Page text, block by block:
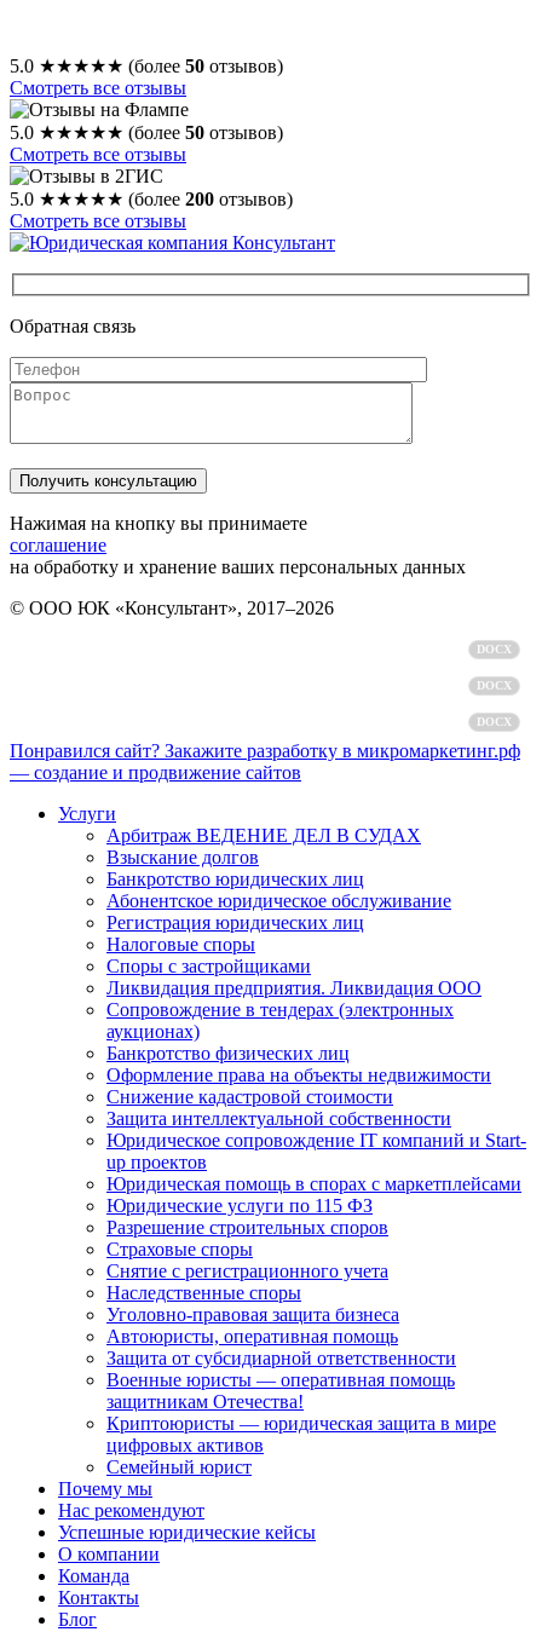
5.0 ★★★★★ (более 50 отзывов)
Смотреть все отзывы
5.0 ★★★★★ (более 50 отзывов)
Смотреть все отзывы
5.0 ★★★★★ (более 200 отзывов)
Смотреть все отзывы
Обратная связь
Нажимая на кнопку вы принимаете
соглашение
на обработку и хранение ваших персональных данных
© ООО ЮК «Консультант», 2017–2026
DOCX
DOCX
DOCX
Понравился сайт? Закажите разработку в микромаркетинг.рф
— создание и продвижение сайтов
Услуги
Арбитраж ВЕДЕНИЕ ДЕЛ В СУДАХ
Взыскание долгов
Банкротство юридических лиц
Абонентское юридическое обслуживание
Регистрация юридических лиц
Налоговые споры
Споры с застройщиками
Ликвидация предприятия. Ликвидация ООО
Сопровождение в тендерах (электронных
аукционах)
Банкротство физических лиц
Оформление права на объекты недвижимости
Снижение кадастровой стоимости
Защита интеллектуальной собственности
Юридическое сопровождение IT компаний и Start-
up проектов
Юридическая помощь в спорах с маркетплейсами
Юридические услуги по 115 ФЗ
Разрешение строительных споров
Страховые споры
Снятие с регистрационного учета
Наследственные споры
Уголовно-правовая защита бизнеса
Автоюристы, оперативная помощь
Защита от субсидиарной ответственности
Военные юристы — оперативная помощь
защитникам Отечества!
Криптоюристы — юридическая защита в мире
цифровых активов
Семейный юрист
Почему мы
Нас рекомендуют
Успешные юридические кейсы
О компании
Команда
Контакты
Блог